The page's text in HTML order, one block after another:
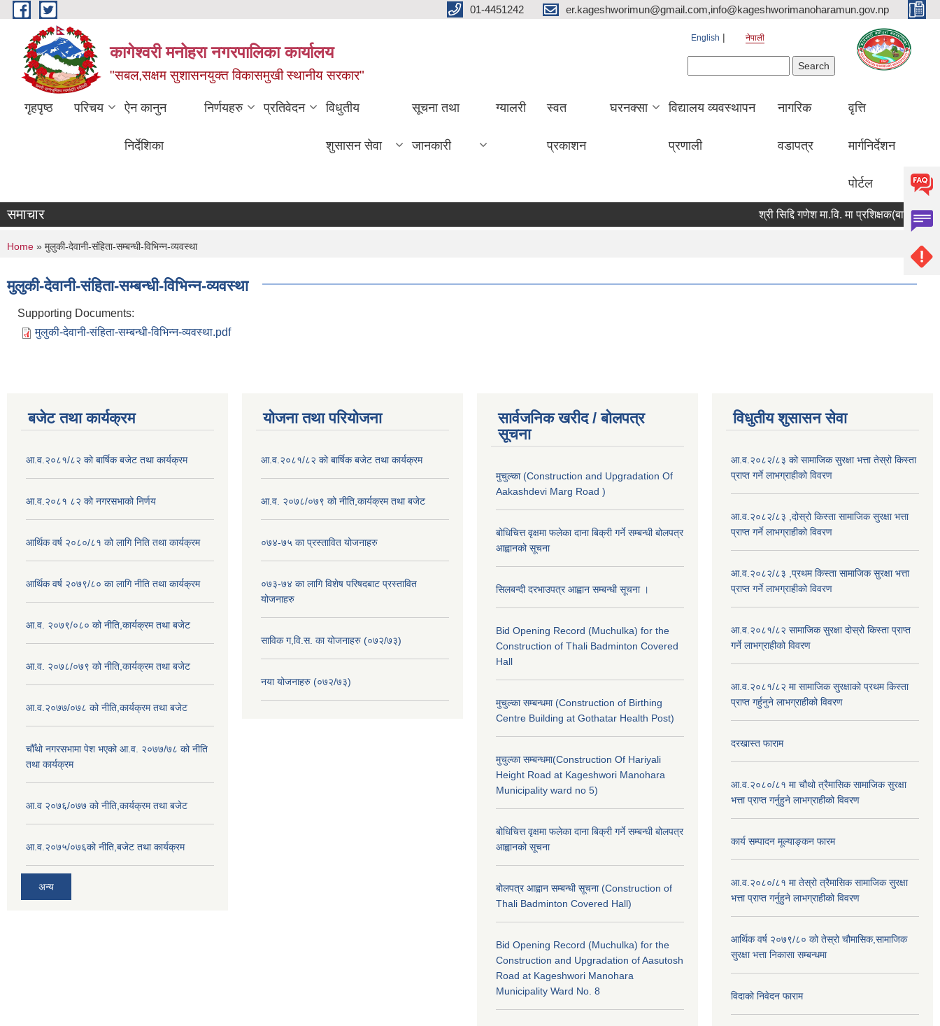
Skip to main content 01-4451242 er.kageshworimun@gmail.com,info@kageshworimanoharamun.gov.np
कागेश्वरी मनोहरा नगरपालिका कार्यालय
"सबल,सक्षम सुशासनयुक्त विकासमुखी स्थानीय सरकार"
English नेपाली
गृहपृष्ठ परिचय ऐन कानुन
निर्देशिका
निर्णयहरु प्रतिवेदन विधुतीय
शुसासन सेवा
सूचना तथा
जानकारी
ग्यालरी स्वत
प्रकाशन
घरनक्सा विद्यालय व्यवस्थापन
प्रणाली
नागरिक
वडापत्र
वृत्ति
मार्गनिर्देशन
पोर्टल
समाचार श्री सिद्दि गणेश मा.वि. मा प्रशिक्षक(बाली विज्ञान)
You are here
Home » मुलुकी-देवानी-संहिता-सम्बन्धी-विभिन्न-व्यवस्था
मुलुकी-देवानी-संहिता-सम्बन्धी-विभिन्न-व्यवस्था
Supporting Documents:
मुलुकी-देवानी-संहिता-सम्बन्धी-विभिन्न-व्यवस्था.pdf
बजेट तथा कार्यक्रम
आ.व.२०८१/८२ को बार्षिक बजेट तथा कार्यक्रम
आ.व.२०८१ ८२ को नगरसभाको निर्णय
आर्थिक वर्ष २०८०/८१ को लागि निति तथा कार्यक्रम
आर्थिक वर्ष २०७९/८० का लागि नीति तथा कार्यक्रम
आ.व. २०७९/०८० को नीति,कार्यक्रम तथा बजेट
आ.व. २०७८/०७९ को नीति,कार्यक्रम तथा बजेट
आ.व.२०७७/०७८ को नीति,कार्यक्रम तथा बजेट
चौँथो नगरसभामा पेश भएको आ.व. २०७७/७८ को नीति
तथा कार्यक्रम
आ.व २०७६/०७७ को नीति,कार्यक्रम तथा बजेट
आ.व.२०७५/०७६को नीति,बजेट तथा कार्यक्रम
अन्य
योजना तथा परियोजना
आ.व.२०८१/८२ को बार्षिक बजेट तथा कार्यक्रम
आ.व. २०७८/०७९ को नीति,कार्यक्रम तथा बजेट
०७४-७५ का प्रस्तावित योजनाहरु
०७३-७४ का लागि विशेष परिषदबाट प्रस्तावित
योजनाहरु
साविक ग,वि.स. का योजनाहरु (०७२/७३)
नया योजनाहरु (०७२/७३)
सार्वजनिक खरीद / बोलपत्र
सूचना
मुचुल्का (Construction and Upgradation Of
Aakashdevi Marg Road )
बोधिचित्त वृक्षमा फलेका दाना बिक्री गर्ने सम्बन्धी बोलपत्र
आह्वानको सूचना
सिलबन्दी दरभाउपत्र आह्वान सम्बन्धी सूचना ।
Bid Opening Record (Muchulka) for the
Construction of Thali Badminton Covered
Hall
मुचुल्का सम्बन्धमा (Construction of Birthing
Centre Building at Gothatar Health Post)
मुचुल्का सम्बन्धमा(Construction Of Hariyali
Height Road at Kageshwori Manohara
Municipality ward no 5)
बोधिचित्त वृक्षमा फलेका दाना बिक्री गर्ने सम्बन्धी बोलपत्र
आह्वानको सूचना
बोलपत्र आह्वान सम्बन्धी सूचना (Construction of
Thali Badminton Covered Hall)
Bid Opening Record (Muchulka) for the
Construction and Upgradation of Aasutosh
Road at Kageshwori Manohara
Municipality Ward No. 8
विधुतीय शुसासन सेवा
आ.व.२०८२/८३ को सामाजिक सुरक्षा भत्ता तेस्रो किस्ता
प्राप्त गर्ने लाभग्राहीको विवरण
आ.व.२०८२/८३ ,दोस्रो किस्ता सामाजिक सुरक्षा भत्ता
प्राप्त गर्ने लाभग्राहीको विवरण
आ.व.२०८२/८३ ,प्रथम किस्ता सामाजिक सुरक्षा भत्ता
प्राप्त गर्ने लाभग्राहीको विवरण
आ.व.२०८१/८२ सामाजिक सुरक्षा दोस्रो किस्ता प्राप्त
गर्ने लाभग्राहीको विवरण
आ.व.२०८१/८२ मा सामाजिक सुरक्षाको प्रथम किस्ता
प्राप्त गर्हुनुने लाभग्राहीको विवरण
दरखास्त फाराम
आ.व.२०८०/८१ मा चौथो त्रैमासिक सामाजिक सुरक्षा
भत्ता प्राप्त गर्नुहुने लाभग्राहीको विवरण
कार्य सम्पादन मूल्याङ्कन फारम
आ.व.२०८०/८१ मा तेस्रो त्रैमासिक सामाजिक सुरक्षा
भत्ता प्राप्त गर्नुहुने लाभग्राहीको विवरण
आर्थिक वर्ष २०७९/८० को तेस्रो चौमासिक,सामाजिक
सुरक्षा भत्ता निकासा सम्बन्धमा
विदाको निवेदन फाराम